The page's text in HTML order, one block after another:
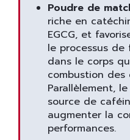
Poudre de
riche en
EGCG, et
le processus
dans le corps
combustion des
Parallèlement,
source de
augmenter la
performances.